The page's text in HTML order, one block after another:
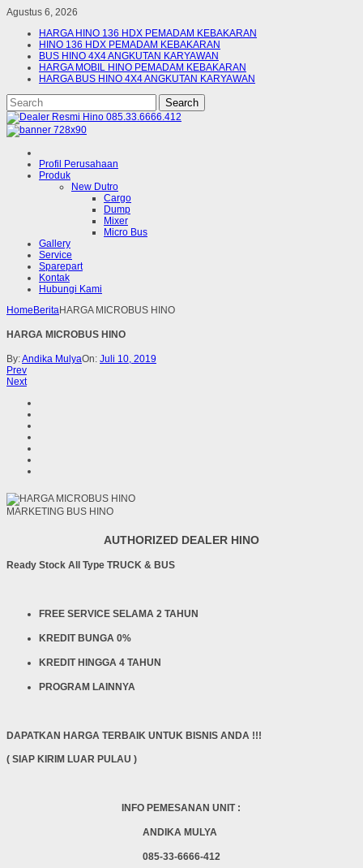
Agustus 6, 2026
HARGA HINO 136 HDX PEMADAM KEBAKARAN
HINO 136 HDX PEMADAM KEBAKARAN
BUS HINO 4X4 ANGKUTAN KARYAWAN
HARGA MOBIL HINO PEMADAM KEBAKARAN
HARGA BUS HINO 4X4 ANGKUTAN KARYAWAN
Profil Perusahaan
Produk
New Dutro
Cargo
Dump
Mixer
Micro Bus
Gallery
Service
Sparepart
Kontak
Hubungi Kami
Home BeritaHARGA MICROBUS HINO
HARGA MICROBUS HINO
By:Andika MulyaOn: Juli 10, 2019
Prev
Next
MARKETING BUS HINO
AUTHORIZED DEALER HINO
Ready Stock All Type TRUCK & BUS
FREE SERVICE SELAMA 2 TAHUN
KREDIT BUNGA 0%
KREDIT HINGGA 4 TAHUN
PROGRAM LAINNYA
DAPATKAN HARGA TERBAIK UNTUK BISNIS ANDA !!!
( SIAP KIRIM LUAR PULAU )
INFO PEMESANAN UNIT :
ANDIKA MULYA
085-33-6666-412